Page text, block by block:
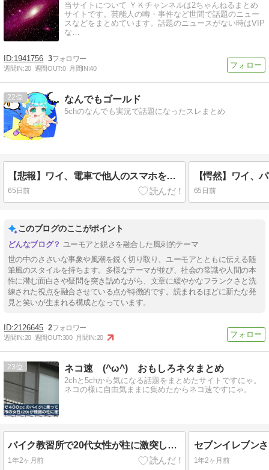
当サイトについて ＹＫチャンネルは2ちゃんねるまとめ
サイトです。芸能人の噂・事件など世間で話題のニュー
スなどをまとめています。話題のニュースがない時はVIP
な…
1941756 3
週間IN:20 週間OUT:0 月間IN:40
22 なんでもゴールド
5chのなんでも実況で話題になったスレまとめ
【悲報】ワイ、電車で他人のスマホを覗くのをやめられないwwwwww
65日前 65日前
このブログのここがポイント
ユーモアと鋭さを融合した風刺的テーマ
世の中のささいな事象や風潮を鋭く切り取り、ユーモアとともに伝える随
筆風のスタイルを持ちます。多様なテーマが並び、社会の常識や人間の本
性に潜む面白さや疑問を突き詰めながら、文章に緩やかなフランクさと洗
練された視点を融合させている点が特徴的です。読まれるほどに新たな発
見と笑いが生まれる構成となっています。
2126645 2
週間IN:20 週間OUT:300 月間IN:20
23 ネコ速 (^ω^) おもしろネタまとめ
2chと5chから気になる話題をまとめたサイトですにゃ。
ネコの様に自由気ままに集めたからネコ速ですにゃ。
バイク教習所で20代女性が柱に激突して死亡、何が問題だったのか
1年2ヶ月前 1年2ヶ月前